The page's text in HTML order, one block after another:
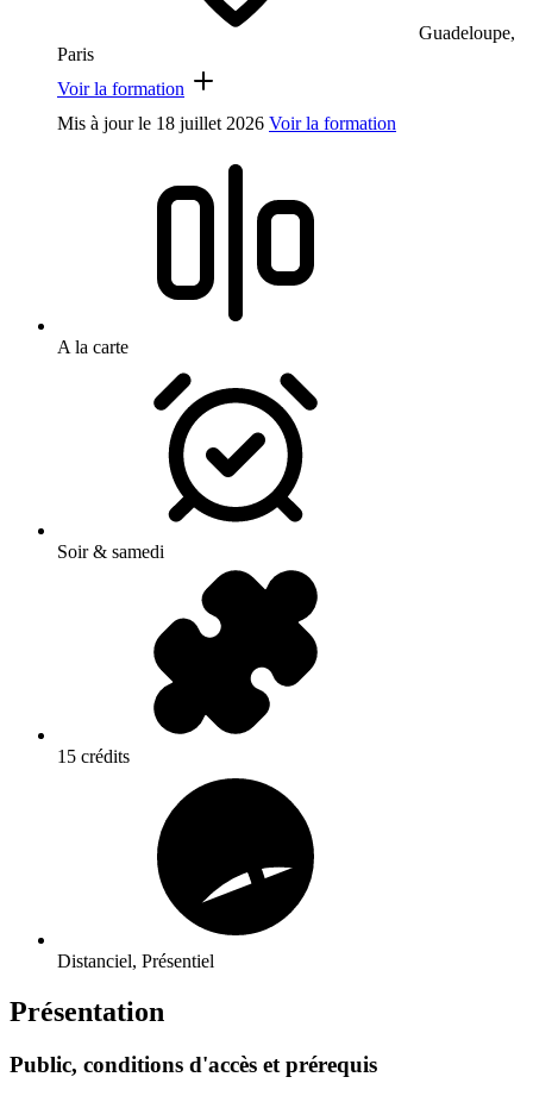
Guadeloupe,
Paris
Voir la formation
Mis à jour le 18 juillet 2026 Voir la formation
A la carte
Soir & samedi
15 crédits
Distanciel, Présentiel
Présentation
Public, conditions d'accès et prérequis